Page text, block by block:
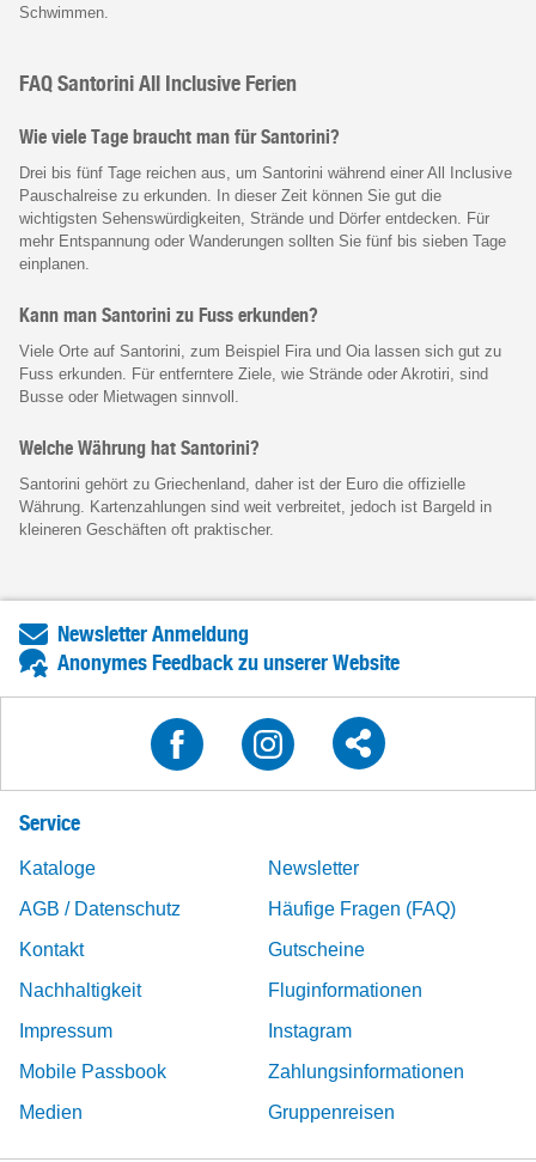
Schwimmen.
FAQ Santorini All Inclusive Ferien
Wie viele Tage braucht man für Santorini?
Drei bis fünf Tage reichen aus, um Santorini während einer All Inclusive
Pauschalreise zu erkunden. In dieser Zeit können Sie gut die
wichtigsten Sehenswürdigkeiten, Strände und Dörfer entdecken. Für
mehr Entspannung oder Wanderungen sollten Sie fünf bis sieben Tage
einplanen.
Kann man Santorini zu Fuss erkunden?
Viele Orte auf Santorini, zum Beispiel Fira und Oia lassen sich gut zu
Fuss erkunden. Für entferntere Ziele, wie Strände oder Akrotiri, sind
Busse oder Mietwagen sinnvoll.
Welche Währung hat Santorini?
Santorini gehört zu Griechenland, daher ist der Euro die offizielle
Währung. Kartenzahlungen sind weit verbreitet, jedoch ist Bargeld in
kleineren Geschäften oft praktischer.
Newsletter Anmeldung
Anonymes Feedback zu unserer Website
Service
Kataloge
Newsletter
AGB / Datenschutz
Häufige Fragen (FAQ)
Kontakt
Gutscheine
Nachhaltigkeit
Fluginformationen
Impressum
Instagram
Mobile Passbook
Zahlungsinformationen
Medien
Gruppenreisen